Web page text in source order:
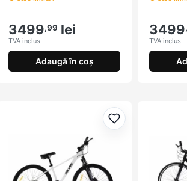
3499,99 lei
TVA inclus
Adaugă în coș
3499
TVA inclus
Adaugă la